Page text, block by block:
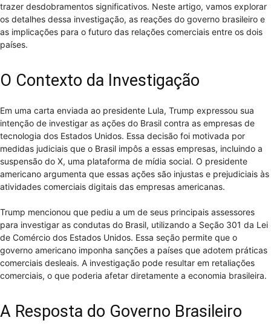
trazer desdobramentos significativos. Neste artigo, vamos explorar
os detalhes dessa investigação, as reações do governo brasileiro e
as implicações para o futuro das relações comerciais entre os dois
países.
O Contexto da Investigação
Em uma carta enviada ao presidente Lula, Trump expressou sua
intenção de investigar as ações do Brasil contra as empresas de
tecnologia dos Estados Unidos. Essa decisão foi motivada por
medidas judiciais que o Brasil impôs a essas empresas, incluindo a
suspensão do X, uma plataforma de mídia social. O presidente
americano argumenta que essas ações são injustas e prejudiciais às
atividades comerciais digitais das empresas americanas.
Trump mencionou que pediu a um de seus principais assessores
para investigar as condutas do Brasil, utilizando a Seção 301 da Lei
de Comércio dos Estados Unidos. Essa seção permite que o
governo americano imponha sanções a países que adotem práticas
comerciais desleais. A investigação pode resultar em retaliações
comerciais, o que poderia afetar diretamente a economia brasileira.
A Resposta do Governo Brasileiro